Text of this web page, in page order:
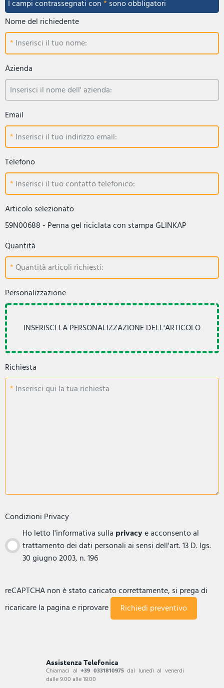
I campi contrassegnati con* sono obbligatori
Nome del richiedente
Inserisci il tuo nome:
Azienda
Inserisci il nome dell' azienda:
Email
Inserisci il tuo indirizzo email:
Telefono
Inserisci il tuo contatto telefonico:
Articolo selezionato
59N00688 - Penna gel riciclata con stampa GLINKAP
Quantità
Quantità articoli richiesti:
Personalizzazione
Richiesta
Inserisci qui la tua richiesta
Condizioni Privacy
Ho letto l'informativa sulla privacye acconsento al
trattamento dei dati personali ai sensi dell'art. 13 D. lgs.
30 giugno 2003, n. 196
reCAPTCHA non è stato caricato correttamente, si prega di
ricaricare la pagina e riprovare
Assistenza Telefonica
Chiamaci al+39 0331810975dal lunedì al venerdi
dalle 9.00 alle 18.00